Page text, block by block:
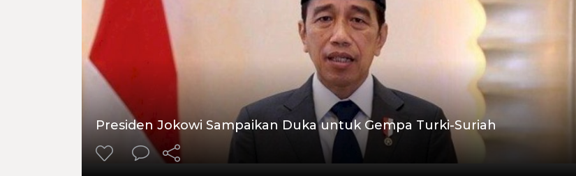
Presiden Jokowi Sampaikan Duka untuk Gempa Turki-Suriah